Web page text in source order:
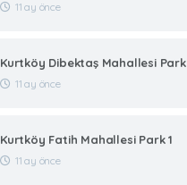
11 ay önce
Kurtköy Dibektaş Mahallesi Park
11 ay önce
Kurtköy Fatih Mahallesi Park 1
11 ay önce